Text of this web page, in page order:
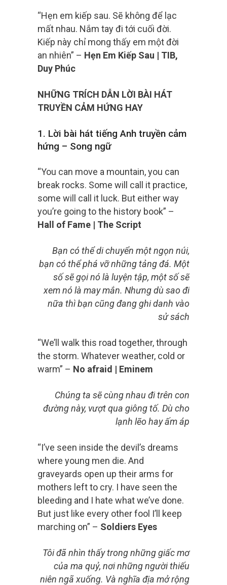
“Hẹn em kiếp sau. Sẽ không để lạc
mất nhau. Nắm tay đi tới cuối đời.
Kiếp này chỉ mong thấy em một đời
an nhiên” – Hẹn Em Kiếp Sau | TIB,
Duy Phúc
NHỮNG TRÍCH DẪN LỜI BÀI HÁT
TRUYỀN CẢM HỨNG HAY
1. Lời bài hát tiếng Anh truyền cảm
hứng – Song ngữ
“You can move a mountain, you can
break rocks. Some will call it practice,
some will call it luck. But either way
you’re going to the history book” –
Hall of Fame | The Script
Bạn có thể di chuyển một ngọn núi,
bạn có thể phá vỡ những tảng đá. Một
số sẽ gọi nó là luyện tập, một số sẽ
xem nó là may mắn. Nhưng dù sao đi
nữa thì bạn cũng đang ghi danh vào
sử sách
“We’ll walk this road together, through
the storm. Whatever weather, cold or
warm” – No afraid | Eminem
Chúng ta sẽ cùng nhau đi trên con
đường này, vượt qua giông tố. Dù cho
lạnh lẽo hay ấm áp
“I’ve seen inside the devil’s dreams
where young men die. And
graveyards open up their arms for
mothers left to cry. I have seen the
bleeding and I hate what we’ve done.
But just like every other fool I’ll keep
marching on” – Soldiers Eyes
Tôi đã nhìn thấy trong những giấc mơ
của ma quỷ, nơi những người thiếu
niên ngã xuống. Và nghĩa địa mở rộng